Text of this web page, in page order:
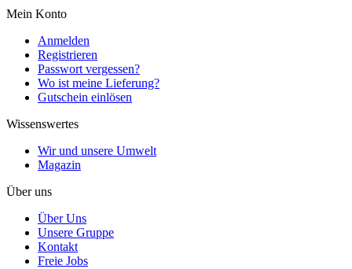
Mein Konto
Anmelden
Registrieren
Passwort vergessen?
Wo ist meine Lieferung?
Gutschein einlösen
Wissenswertes
Wir und unsere Umwelt
Magazin
Über uns
Über Uns
Unsere Gruppe
Kontakt
Freie Jobs